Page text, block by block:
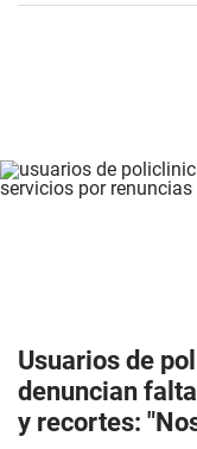
Usuarios de
denuncian
y recortes: